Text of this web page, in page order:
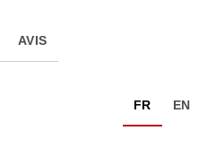
AVIS
FR EN